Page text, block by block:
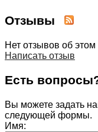
Отзывы
Нет отзывов об этом
Написать отзыв
Есть
Вы можете задать
следующей формы.
Имя: